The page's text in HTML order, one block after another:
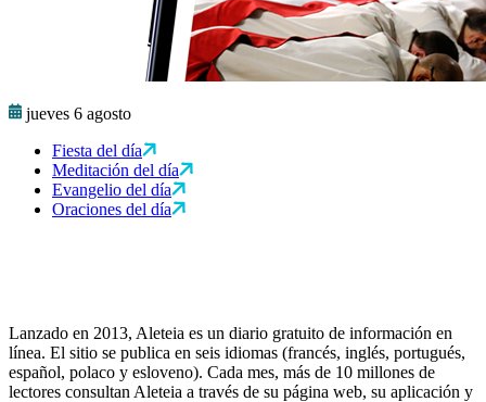
jueves 6 agosto
Fiesta del día
Meditación del día
Evangelio del día
Oraciones del día
Lanzado en 2013, Aleteia es un diario gratuito de información en
línea. El sitio se publica en seis idiomas (francés, inglés, portugués,
español, polaco y esloveno). Cada mes, más de 10 millones de
lectores consultan Aleteia a través de su página web, su aplicación y